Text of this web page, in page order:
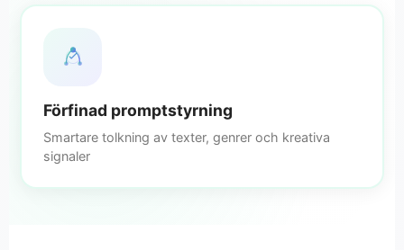
Förfinad promptstyrning
Smartare tolkning av texter, genrer och kreativa
signaler